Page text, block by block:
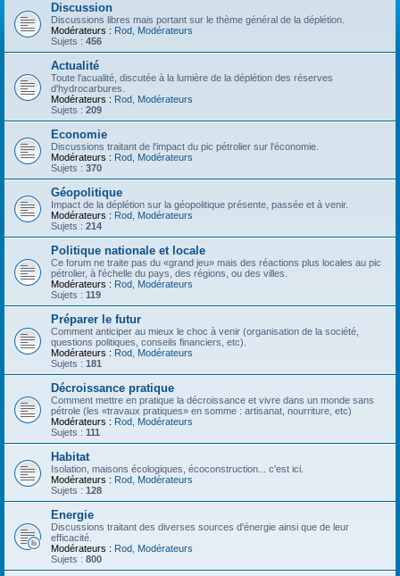
Discussion
Discussions libres mais portant sur le thème général de la déplétion.
Modérateurs : Rod Modérateurs
Sujets : 456
Actualité
Toute l'acualité, discutée à la lumière de la déplétion des réserves
d'hydrocarbures.
Modérateurs : Rod Modérateurs
Sujets : 209
Economie
Discussions traitant de l'impact du pic pétrolier sur l'économie.
Modérateurs : Rod Modérateurs
Sujets : 370
Géopolitique
Impact de la déplétion sur la géopolitique présente, passée et à venir.
Modérateurs : Rod Modérateurs
Sujets : 214
Politique nationale et locale
Ce forum ne traite pas du «grand jeu» mais des réactions plus locales au pic
pétrolier, à l'échelle du pays, des régions, ou des villes.
Modérateurs : Rod Modérateurs
Sujets : 119
Préparer le futur
Comment anticiper au mieux le choc à venir (organisation de la société,
questions politiques, conseils financiers, etc).
Modérateurs : Rod Modérateurs
Sujets : 181
Décroissance pratique
Comment mettre en pratique la décroissance et vivre dans un monde sans
pétrole (les «travaux pratiques» en somme : artisanat, nourriture, etc)
Modérateurs : Rod Modérateurs
Sujets : 111
Habitat
Isolation, maisons écologiques, écoconstruction... c'est ici.
Modérateurs : Rod Modérateurs
Sujets : 128
Energie
Discussions traitant des diverses sources d'énergie ainsi que de leur
efficacité.
Modérateurs : Rod Modérateurs
Sujets : 800